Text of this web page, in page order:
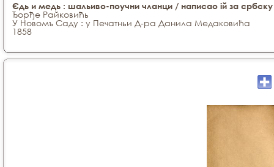
Єдь и медь : шальиво-поучни чланци / написао ій за
Ђорђе Райковићь
У Новомъ Саду : у Печатньи Д-ра Данила Медаковића
1858